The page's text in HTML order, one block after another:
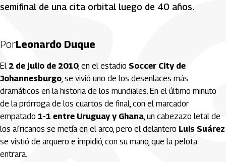
semifinal de una cita orbital luego de 40 años.
PorLeonardo Duque
El 2 de julio de 2010, en el estadio Soccer City de
Johannesburgo, se vivió uno de los desenlaces más
dramáticos en la historia de los mundiales. En el último minuto
de la prórroga de los cuartos de final, con el marcador
empatado 1-1 entre Uruguay y Ghana, un cabezazo letal de
los africanos se metía en el arco, pero el delantero Luis Suárez
se vistió de arquero e impidió, con su mano, que la pelota
entrara.